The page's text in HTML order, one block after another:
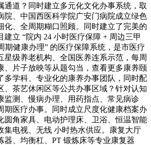
通道？同时建立多元化文化办事系统，取
院、中国西医科学院广安门病院成立绿色
化、全周期糊口照顾。同时建立了完美的
立 “院内 24 小时医疗保障 + 周边三甲
期健康办理” 的医疗保障系统，是市医疗
星级养老机构、全国医养连系示范，每周
、片子放映等从题勾当，查看更多康养颐
多学科、专业化的康养办事团队，同时配
、茶艺休闲区等公共办事区域？针对认知
监测、慢病办理、用药指点、常见病诊
期医疗办事。同时成立尺度化健康档案办
圆角家具、电动护理床、卫浴、恒温智能
集电视、无线 小时热水供应。康复大厅
器、均衡杠、PT 锻炼床等专业康复器